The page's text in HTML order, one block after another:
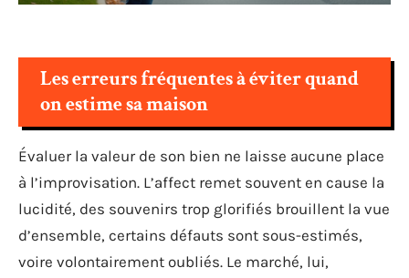
Les erreurs fréquentes à éviter quand
on estime sa maison
Évaluer la valeur de son bien ne laisse aucune place
à l’improvisation. L’affect remet souvent en cause la
lucidité, des souvenirs trop glorifiés brouillent la vue
d’ensemble, certains défauts sont sous-estimés,
voire volontairement oubliés. Le marché, lui,